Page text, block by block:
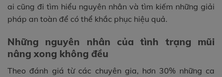
ai cũng đi tìm hiểu nguyên nhân và tìm kiếm những giải
pháp an toàn để có thể khắc phục hiệu quả.
Những nguyên nhân của tình trạng mũi
nâng xong không đều
Theo đánh giá từ các chuyên gia, hơn 30% những ca